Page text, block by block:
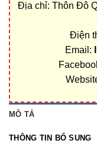
Địa chỉ: Thôn Đô
Điện
Email:
MÔ TẢ
THÔNG TIN BỔ SUNG